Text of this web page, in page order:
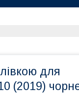
для
(2019)